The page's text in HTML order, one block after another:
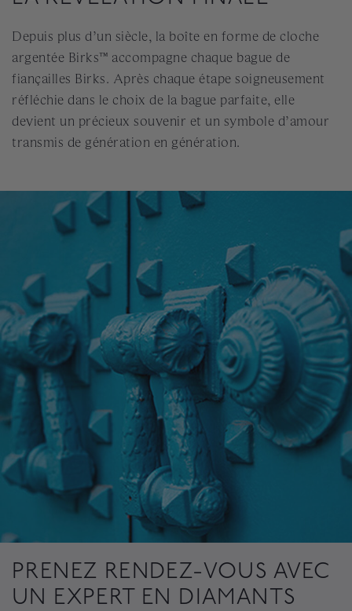
Depuis plus d’un siècle, la boîte en forme de cloche
argentée Birks™ accompagne chaque bague de
fiançailles Birks. Après chaque étape soigneusement
réfléchie dans le choix de la bague parfaite, elle
devient un précieux souvenir et un symbole d’amour
transmis de génération en génération.
PRENEZ RENDEZ-VOUS AVEC
UN EXPERT EN DIAMANTS